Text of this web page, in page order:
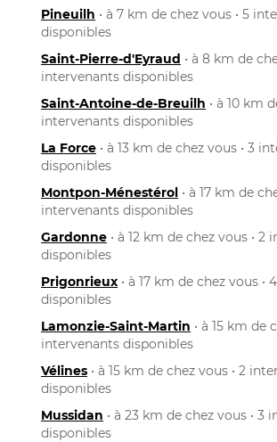
Pineuilh • à 7 km de chez vous • 5
disponibles
Saint-Pierre-d'Eyraud • à 8 km de
intervenants disponibles
Saint-Antoine-de-Breuilh • à 10 km
intervenants disponibles
La Force • à 13 km de chez vous • 3
disponibles
Montpon-Ménestérol • à 17 km de
intervenants disponibles
Gardonne • à 12 km de chez vous • 2
disponibles
Prigonrieux • à 17 km de chez vous •
disponibles
Lamonzie-Saint-Martin • à 15 km de
intervenants disponibles
Vélines • à 15 km de chez vous • 2
disponibles
Mussidan • à 23 km de chez vous • 3
disponibles